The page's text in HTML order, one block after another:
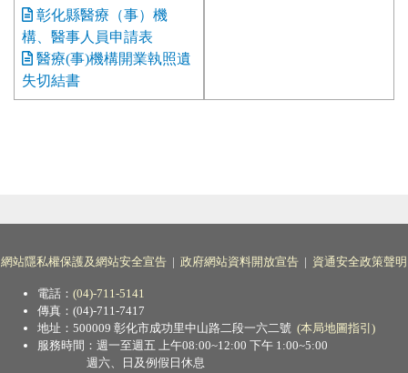
彰化縣醫療（事）機
構、醫事人員申請表
醫療(事)機構開業執照遺
失切結書
網站隱私權保護及網站安全宣告 | 政府網站資料開放宣告 | 資通安全政策聲明
電話： (04)-711-5141
傳真：(04)-711-7417
地址：500009 彰化市成功里中山路二段一六二號 (本局地圖指引)
服務時間：週一至週五 上午08:00~12:00 下午 1:00~5:00
週六、日及例假日休息